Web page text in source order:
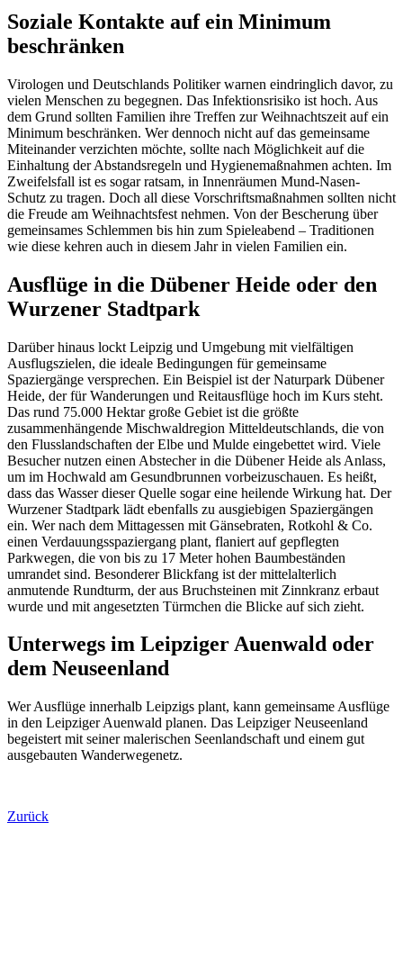
Soziale Kontakte auf ein Minimum
beschränken
Virologen und Deutschlands Politiker warnen eindringlich davor, zu
vielen Menschen zu begegnen. Das Infektionsrisiko ist hoch. Aus
dem Grund sollten Familien ihre Treffen zur Weihnachtszeit auf ein
Minimum beschränken. Wer dennoch nicht auf das gemeinsame
Miteinander verzichten möchte, sollte nach Möglichkeit auf die
Einhaltung der Abstandsregeln und Hygienemaßnahmen achten. Im
Zweifelsfall ist es sogar ratsam, in Innenräumen Mund-Nasen-
Schutz zu tragen. Doch all diese Vorschriftsmaßnahmen sollten nicht
die Freude am Weihnachtsfest nehmen. Von der Bescherung über
gemeinsames Schlemmen bis hin zum Spieleabend – Traditionen
wie diese kehren auch in diesem Jahr in vielen Familien ein.
Ausflüge in die Dübener Heide oder den
Wurzener Stadtpark
Darüber hinaus lockt Leipzig und Umgebung mit vielfältigen
Ausflugszielen, die ideale Bedingungen für gemeinsame
Spaziergänge versprechen. Ein Beispiel ist der Naturpark Dübener
Heide, der für Wanderungen und Reitausflüge hoch im Kurs steht.
Das rund 75.000 Hektar große Gebiet ist die größte
zusammenhängende Mischwaldregion Mitteldeutschlands, die von
den Flusslandschaften der Elbe und Mulde eingebettet wird. Viele
Besucher nutzen einen Abstecher in die Dübener Heide als Anlass,
um im Hochwald am Gesundbrunnen vorbeizuschauen. Es heißt,
dass das Wasser dieser Quelle sogar eine heilende Wirkung hat. Der
Wurzener Stadtpark lädt ebenfalls zu ausgiebigen Spaziergängen
ein. Wer nach dem Mittagessen mit Gänsebraten, Rotkohl & Co.
einen Verdauungsspaziergang plant, flaniert auf gepflegten
Parkwegen, die von bis zu 17 Meter hohen Baumbeständen
umrandet sind. Besonderer Blickfang ist der mittelalterlich
anmutende Rundturm, der aus Bruchsteinen mit Zinnkranz erbaut
wurde und mit angesetzten Türmchen die Blicke auf sich zieht.
Unterwegs im Leipziger Auenwald oder
dem Neuseenland
Wer Ausflüge innerhalb Leipzigs plant, kann gemeinsame Ausflüge
in den Leipziger Auenwald planen. Das Leipziger Neuseenland
begeistert mit seiner malerischen Seenlandschaft und einem gut
ausgebauten Wanderwegenetz.
Zurück